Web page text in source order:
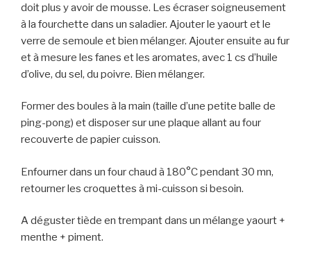
doit plus y avoir de mousse. Les écraser soigneusement
à la fourchette dans un saladier. Ajouter le yaourt et le
verre de semoule et bien mélanger. Ajouter ensuite au fur
et à mesure les fanes et les aromates, avec 1 cs d’huile
d’olive, du sel, du poivre. Bien mélanger.
Former des boules à la main (taille d’une petite balle de
ping-pong) et disposer sur une plaque allant au four
recouverte de papier cuisson.
Enfourner dans un four chaud à 180°C pendant 30 mn,
retourner les croquettes à mi-cuisson si besoin.
A déguster tiède en trempant dans un mélange yaourt +
menthe + piment.